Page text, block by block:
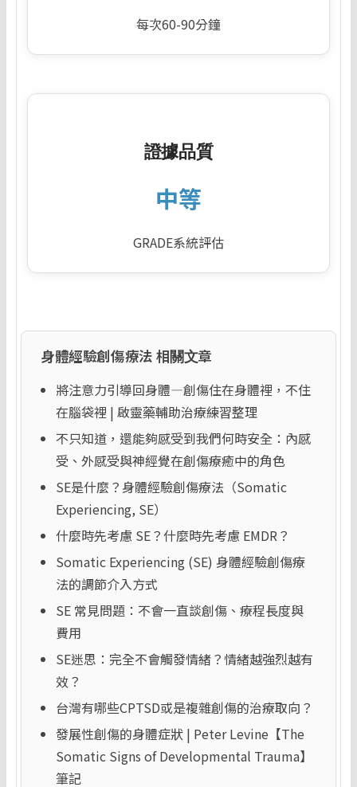
每次60-90分鐘
證據品質
中等
GRADE系統評估
身體經驗創傷療法 相關文章
將注意力引導回身體—創傷住在身體裡，不住
在腦袋裡 | 啟靈藥輔助治療練習整理
不只知道，還能夠感受到我們何時安全：內感
受、外感受與神經覺在創傷療癒中的角色
SE是什麼？身體經驗創傷療法（Somatic
Experiencing, SE）
什麼時先考慮 SE？什麼時先考慮 EMDR？
Somatic Experiencing (SE) 身體經驗創傷療
法的調節介入方式
SE 常見問題：不會一直談創傷、療程長度與
費用
SE迷思：完全不會觸發情緒？情緒越強烈越有
效？
台灣有哪些CPTSD或是複雜創傷的治療取向？
發展性創傷的身體症狀 | Peter Levine【The
Somatic Signs of Developmental Trauma】
筆記